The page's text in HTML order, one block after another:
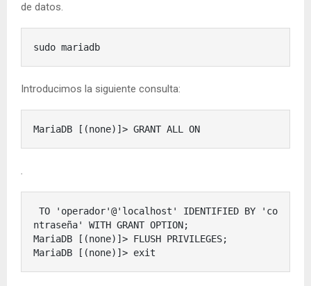
de datos.
sudo mariadb
Introducimos la siguiente consulta:
MariaDB [(none)]> GRANT ALL ON
.
ntraseña' WITH GRANT OPTION;
MariaDB [(none)]> FLUSH PRIVILEGES;
MariaDB [(none)]> exit